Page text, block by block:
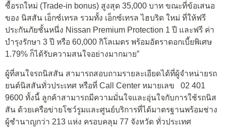
ซื้อรถใหม่ (Trade-in bonus) สูงสุด 35,000 บาท ขณะที่ข้อเสนอ
ของ นิสสัน เอ็กซ์เทรล รวมทั้ง เอ็กซ์เทรล ไฮบริด ใหม่ ที่ให้ฟรี
ประกันภัยชั้นหนึ่ง Nissan Premium Protection 1 ปี และฟรี ค่า
บำรุงรักษา 3 ปี หรือ 60,000 กิโลเมตร พร้อมอัตราดอกเบี้ยพิเศษ
1.79% ก็ได้รับความสนใจอย่างมากมาย”
ผู้ที่สนใจรถนิสสัน สามารถสอบถามรายละเอียดได้ที่ผู้จำหน่ายรถ
ยนต์นิสสันทั่วประเทศ หรือที่ Call Center หมายเลข 02 401
9600 ทั้งนี้ ลูกค้าสามารถมีความมั่นใจและอุ่นใจกับการใช้รถนิส
สัน ด้วยเครือข่ายโชว์รูมและศูนย์บริการที่ได้มาตรฐานพร้อมช่าง
ผู้ชำนาญกว่า 213 แห่ง ครอบคลุม 77 จังหวัด ทั่วประเทศ